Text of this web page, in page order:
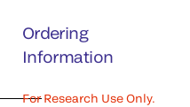
Ordering
Information
For Research Use Only.